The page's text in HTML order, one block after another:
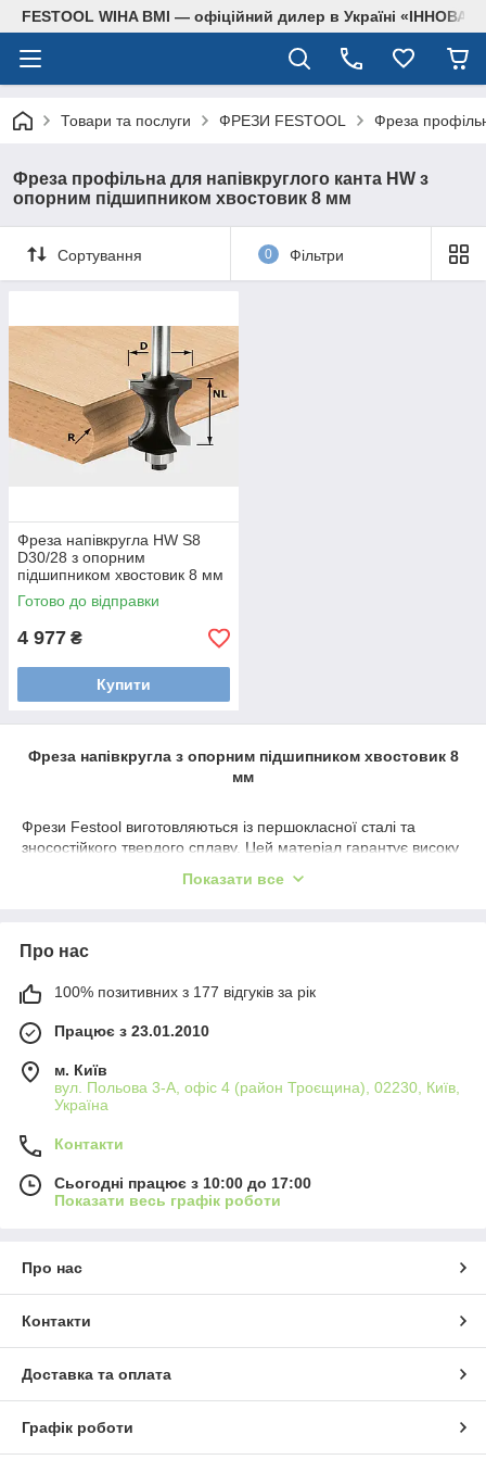
FESTOOL WIHA BMI — офіційний дилер в Україні
Товари та послуги ФРЕЗИ FESTOOL Фреза
Фреза профільна для напівкруглого канта HW з
опорним підшипником хвостовик 8 мм
Сортування 0 Фільтри
Фреза напівкругла HW S8
D30/28 з опорним
підшипником хвостовик 8 мм
Festool 491139
Готово до відправки
4 977 ₴
Купити
Фреза напівкругла з опорним підшипником хвостовик 8
мм
Фрези Festool виготовляються із першокласної сталі та
зносостійкого твердого сплаву. Цей матеріал гарантує високу
руху та якісну обробку контурів. Високоміцні твердосплавні
Опорний підшипник прилягає прямо до шаблону – можна
Різальні крайки HW
Округлення крайок панелей із масиву дерева товщиною до
28 мм.
Показати все
Про нас
100% позитивних з 177 відгуків за рік
Працює з 23.01.2010
м. Київ
вул. Польова 3-А, офіс 4 (район Троєщина), 02230, Київ,
Україна
Контакти
Сьогодні працює з 10:00 до 17:00
Показати весь графік роботи
Про нас
Контакти
Доставка та оплата
Графік роботи